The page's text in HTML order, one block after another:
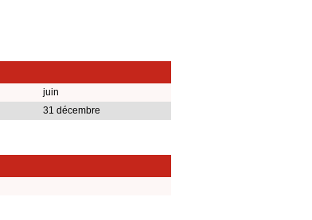
juin
31 décembre